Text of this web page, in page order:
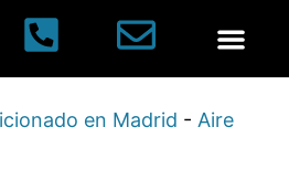
en Madrid - Aire